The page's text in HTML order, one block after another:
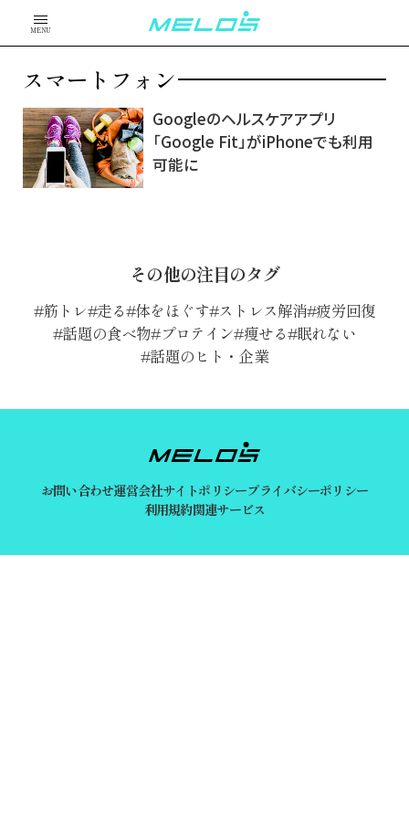
MENU
スマートフォン
Googleのヘルスケアアプリ
「Google Fit」がiPhoneでも利用
可能に
その他の注目のタグ
筋トレ 走る 体をほぐす ストレス解消 疲労回復
話題の食べ物 プロテイン 痩せる 眠れない
話題のヒト・企業
お問い合わせ運営会社サイトポリシープライバシーポリシー
利用規約関連サービス